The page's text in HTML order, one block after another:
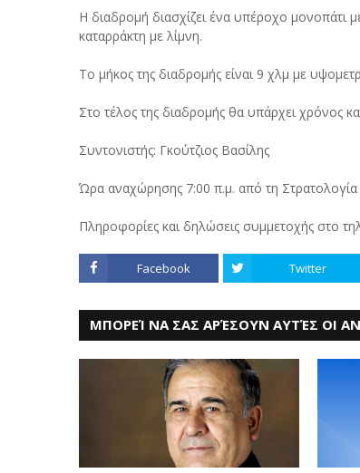
Η διαδρομή διασχίζει ένα υπέροχο μονοπάτι
καταρράκτη με λίμνη.
Το μήκος της διαδρομής είναι 9 χλμ με
Στο τέλος της διαδρομής θα υπάρχει χρόνος
Συντονιστής: Γκούτζιος Βασίλης
Ώρα αναχώρησης 7:00 π.μ. από τη Στρατολογία
Πληροφορίες και δηλώσεις συμμετοχής στο
Facebook Twitter
ΜΠΟΡΕΊ ΝΑ ΣΑΣ ΑΡΈΣΟΥΝ ΑΥΤΈΣ ΟΙ